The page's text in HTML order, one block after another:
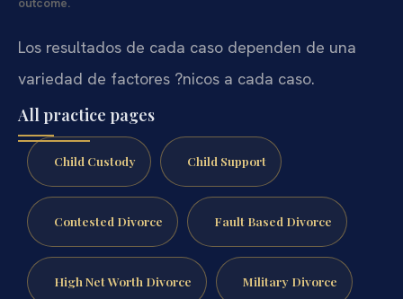
Los resultados de cada caso dependen de una
variedad de factores ?nicos a cada caso.
All practice pages
Child Custody Child Support
Contested Divorce Fault Based Divorce
High Net Worth Divorce Military Divorce